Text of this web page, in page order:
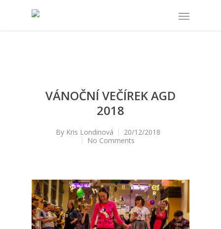
VÁNOČNÍ VEČÍREK AGD
2018
By Kris Londinová
20/12/2018
No Comments